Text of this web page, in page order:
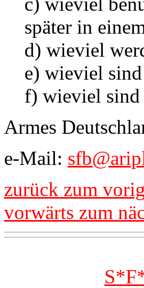
später in
d) wieviel
e) wieviel
f) wieviel
Armes
e-Mail:
zurück zum
vorwärts zum